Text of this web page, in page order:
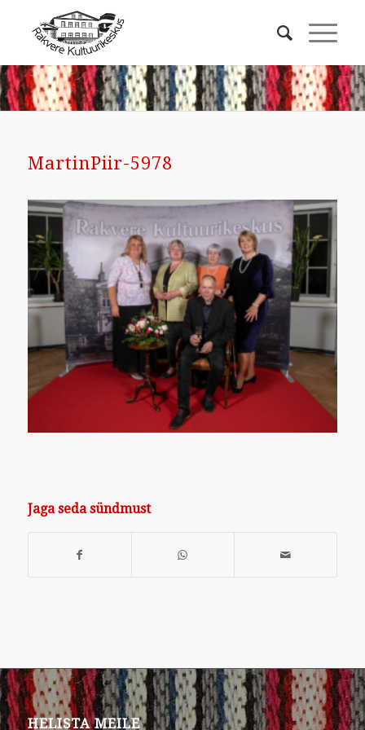
MartinPiir-5978
Jaga seda sündmust
HELISTA MEILE